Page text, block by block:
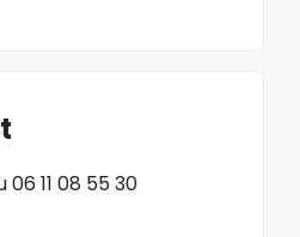
11 08 55 30